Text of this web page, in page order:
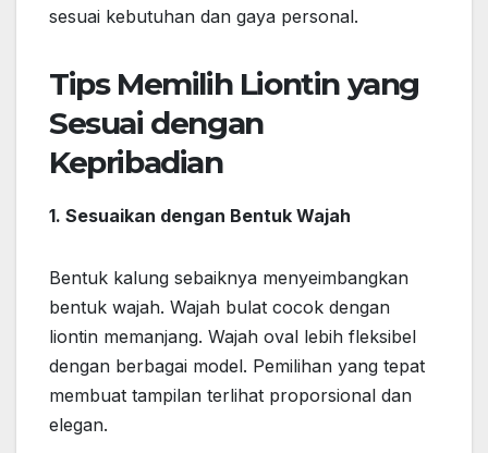
sesuai kebutuhan dan gaya personal.
Tips Memilih Liontin yang
Sesuai dengan
Kepribadian
1. Sesuaikan dengan Bentuk Wajah
Bentuk kalung sebaiknya menyeimbangkan
bentuk wajah. Wajah bulat cocok dengan
liontin memanjang. Wajah oval lebih fleksibel
dengan berbagai model. Pemilihan yang tepat
membuat tampilan terlihat proporsional dan
elegan.